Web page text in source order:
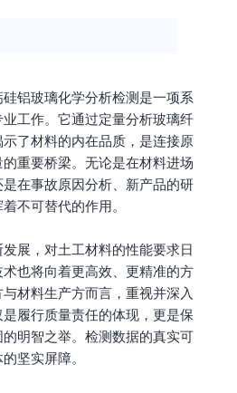
铝玻璃化学分析检测是一项系
工作。它通过定量分析玻璃纤
了材料的内在品质，是连接原
重要桥梁。无论是在材料进场
在事故原因分析、新产品的研
不可替代的作用。
展，对土工材料的性能要求日
也将向着更高效、更精准的方
材料生产方而言，重视并深入
履行质量责任的体现，更是保
明智之举。检测数据的真实可
坚实屏障。